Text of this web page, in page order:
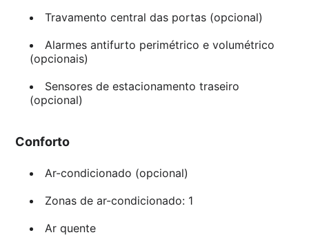
Travamento central das portas (opcional)
Alarmes antifurto perimétrico e volumétrico
(opcionais)
Sensores de estacionamento traseiro
(opcional)
Conforto
Ar-condicionado (opcional)
Zonas de ar-condicionado: 1
Ar quente